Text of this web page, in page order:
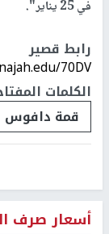
في 25 يناير".
رابط قصير
70DV/
الكلمات
قمة دافوس
أسعار صرف